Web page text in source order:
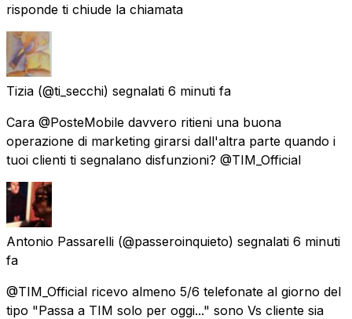
risponde ti chiude la chiamata
Tizia (@ti_secchi) segnalati 6 minuti fa
Cara @PosteMobile davvero ritieni una buona
operazione di marketing girarsi dall'altra parte quando i
tuoi clienti ti segnalano disfunzioni? @TIM_Official
Antonio Passarelli (@passeroinquieto) segnalati 6 minuti
fa
@TIM_Official ricevo almeno 5/6 telefonate al giorno del
tipo "Passa a TIM solo per oggi..." sono Vs cliente sia